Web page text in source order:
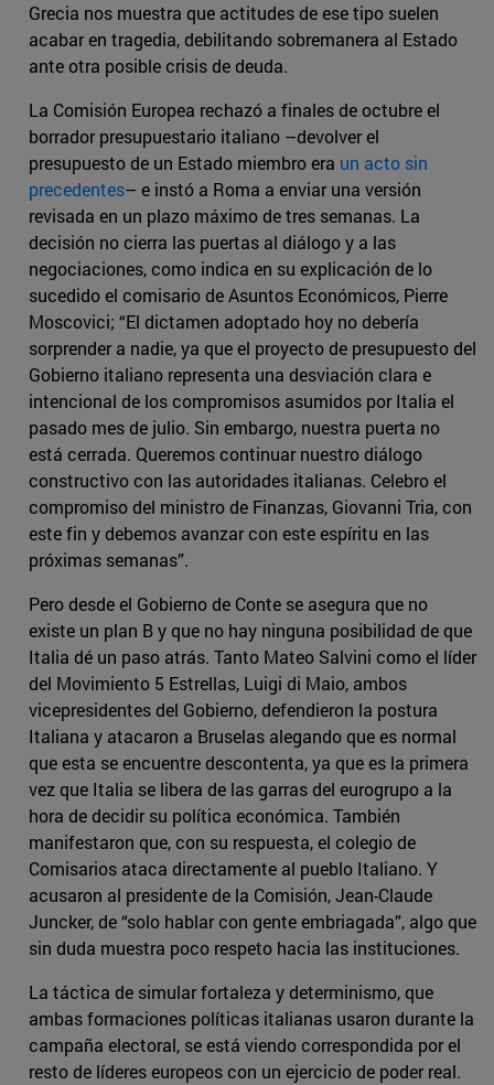
Grecia nos muestra que actitudes de ese tipo suelen
acabar en tragedia, debilitando sobremanera al Estado
ante otra posible crisis de deuda.
La Comisión Europea rechazó a finales de octubre el
borrador presupuestario italiano –devolver el
presupuesto de un Estado miembro era un acto sin
precedentes– e instó a Roma a enviar una versión
revisada en un plazo máximo de tres semanas. La
decisión no cierra las puertas al diálogo y a las
negociaciones, como indica en su explicación de lo
sucedido el comisario de Asuntos Económicos, Pierre
Moscovici; “El dictamen adoptado hoy no debería
sorprender a nadie, ya que el proyecto de presupuesto del
Gobierno italiano representa una desviación clara e
intencional de los compromisos asumidos por Italia el
pasado mes de julio. Sin embargo, nuestra puerta no
está cerrada. Queremos continuar nuestro diálogo
constructivo con las autoridades italianas. Celebro el
compromiso del ministro de Finanzas, Giovanni Tria, con
este fin y debemos avanzar con este espíritu en las
próximas semanas”.
Pero desde el Gobierno de Conte se asegura que no
existe un plan B y que no hay ninguna posibilidad de que
Italia dé un paso atrás. Tanto Mateo Salvini como el líder
del Movimiento 5 Estrellas, Luigi di Maio, ambos
vicepresidentes del Gobierno, defendieron la postura
Italiana y atacaron a Bruselas alegando que es normal
que esta se encuentre descontenta, ya que es la primera
vez que Italia se libera de las garras del eurogrupo a la
hora de decidir su política económica. También
manifestaron que, con su respuesta, el colegio de
Comisarios ataca directamente al pueblo Italiano. Y
acusaron al presidente de la Comisión, Jean-Claude
Juncker, de “solo hablar con gente embriagada”, algo que
sin duda muestra poco respeto hacia las instituciones.
La táctica de simular fortaleza y determinismo, que
ambas formaciones políticas italianas usaron durante la
campaña electoral, se está viendo correspondida por el
resto de líderes europeos con un ejercicio de poder real.